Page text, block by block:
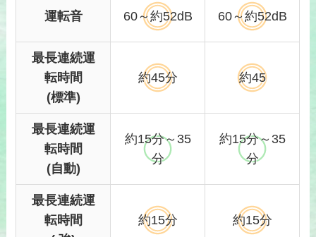
運転音 60～約52dB 60～約52dB
最長連続運
転時間
(標準)
約45分 約45
最長連続運
転時間
(自動)
約15分～35
分
約15分～35
分
最長連続運
転時間
約15分 約15分